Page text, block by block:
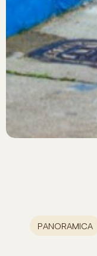
PANORAMICA